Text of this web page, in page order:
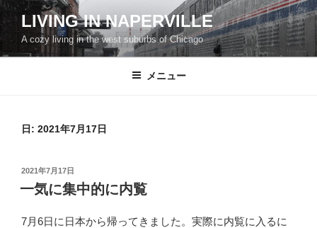
コ
ン
ン
LIVING IN NAPERVILLE
A cozy living in the west suburbs of Chicago
メニュー
日: 2021年7月17日
投
2021年7月17日
一気に集中的に内覧
7月6日に日本から帰ってきました。実際に内覧に入るに